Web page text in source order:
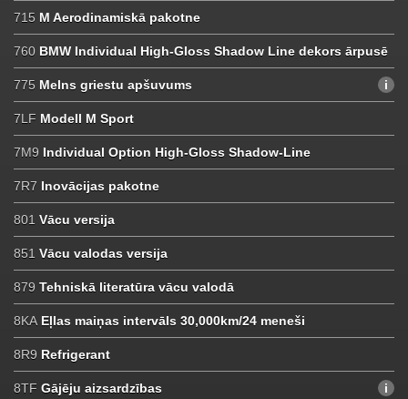
715 M Aerodinamiskā pakotne
760 BMW Individual High-Gloss Shadow Line dekors ārpusē
775 Melns griestu apšuvums
7LF Modell M Sport
7M9 Individual Option High-Gloss Shadow-Line
7R7 Inovācijas pakotne
801 Vācu versija
851 Vācu valodas versija
879 Tehniskā literatūra vācu valodā
8KA Eļlas maiņas intervāls 30,000km/24 meneši
8R9 Refrigerant
8TF Gājēju aizsardzības